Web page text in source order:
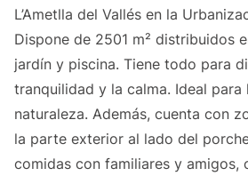
L’Ametlla del Vallés en la
Dispone de 2501 m² distribuidos
jardín y piscina. Tiene todo para
tranquilidad y la calma. Ideal para
naturaleza. Además, cuenta con
la parte exterior al lado del
comidas con familiares y amigos,